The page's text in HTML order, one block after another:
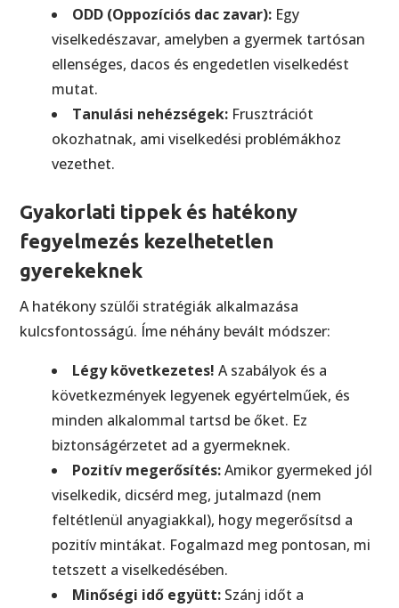
ODD (Oppozíciós dac zavar): Egy
viselkedészavar, amelyben a gyermek tartósan
ellenséges, dacos és engedetlen viselkedést
mutat.
Tanulási nehézségek: Frusztrációt
okozhatnak, ami viselkedési problémákhoz
vezethet.
Gyakorlati tippek és hatékony
fegyelmezés kezelhetetlen
gyerekeknek
A hatékony szülői stratégiák alkalmazása
kulcsfontosságú. Íme néhány bevált módszer:
Légy következetes! A szabályok és a
következmények legyenek egyértelműek, és
minden alkalommal tartsd be őket. Ez
biztonságérzetet ad a gyermeknek.
Pozitív megerősítés:Amikor gyermeked jól
viselkedik, dicsérd meg, jutalmazd (nem
feltétlenül anyagiakkal), hogy megerősítsd a
pozitív mintákat. Fogalmazd meg pontosan, mi
tetszett a viselkedésében.
Minőségi idő együtt: Szánj időt a